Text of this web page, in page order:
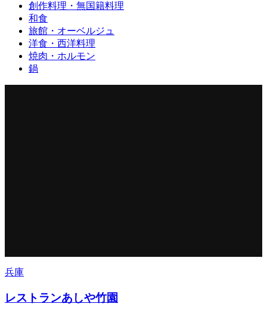
創作料理・無国籍料理
和食
旅館・オーベルジュ
洋食・西洋料理
焼肉・ホルモン
鍋
兵庫
レストランあしや竹園